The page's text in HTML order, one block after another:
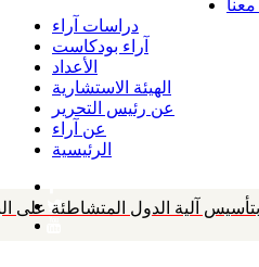
دراسات آراء
آراء بودكاست
الأعداد
الهيئة الاستشارية
عن رئيس التحرير
عن آراء
الرئيسية
آلية الدول المتشاطئة على